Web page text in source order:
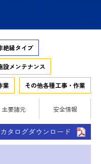
絶縁タイプ
設メンテナンス
業 その他各種工事・作業
主要諸元 安全情報
カタログダウンロード